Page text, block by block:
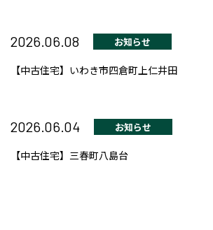
2026.06.08 お知らせ
【中古住宅】いわき市四倉町上仁井田
2026.06.04 お知らせ
【中古住宅】三春町八島台